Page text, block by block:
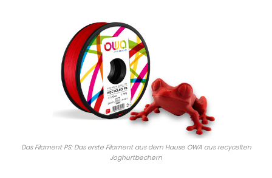
Das Filament PS: Das erste Filament aus dem Hause OWA aus recycelten
Joghurtbechern